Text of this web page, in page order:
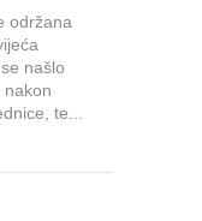
održana
našlo
nakon
te...